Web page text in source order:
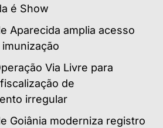
é Show
Aparecida amplia acesso
Via Livre para
de
irregular
Goiânia moderniza registro